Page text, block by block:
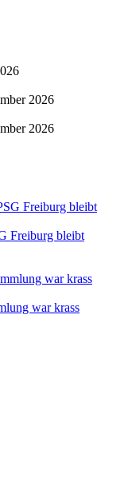
2026
2026
Freiburg bleibt
war krass